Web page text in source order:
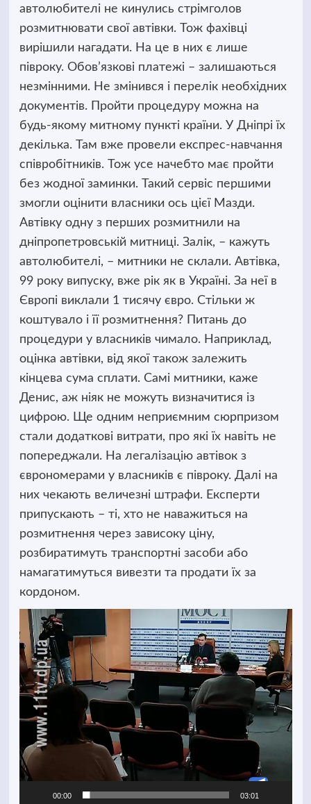
автолюбителі не кинулись стрімголов
розмитнювати свої автівки. Тож фахівці
вирішили нагадати. На це в них є лише
півроку. Обов’язкові платежі – залишаються
незмінними. Не змінився і перелік необхідних
документів. Пройти процедуру можна на
будь-якому митному пункті країни. У Дніпрі їх
декілька. Там вже провели експрес-навчання
співробітників. Тож усе начебто має пройти
без жодної заминки. Такий сервіс першими
змогли оцінити власники ось цієї Мазди.
Автівку одну з перших розмитнили на
дніпропетровській митниці. Залік, – кажуть
автолюбителі, – митники не склали. Автівка,
99 року випуску, вже рік як в Україні. За неї в
Європі виклали 1 тисячу євро. Стільки ж
коштувало і її розмитнення? Питань до
процедури у власників чимало. Наприклад,
оцінка автівки, від якої також залежить
кінцева сума сплати. Самі митники, каже
Денис, аж ніяк не можуть визначитися із
цифрою. Ще одним неприємним сюрпризом
стали додаткові витрати, про які їх навіть не
попереджали. На легалізацію автівок з
єврономерами у власників є півроку. Далі на
них чекають величезні штрафи. Експерти
припускають – ті, хто не наважиться на
розмитнення через зависоку ціну,
розбиратимуть транспортні засоби або
намагатимуться вивезти та продати їх за
кордоном.
Відеопрогравач
00:00 03:01